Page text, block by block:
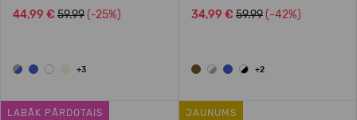
44,99 € 59.99 (-25%)
+3
34,99 € 59.99 (-42%)
+2
LABĀK PĀRDOTAIS JAUNUMS